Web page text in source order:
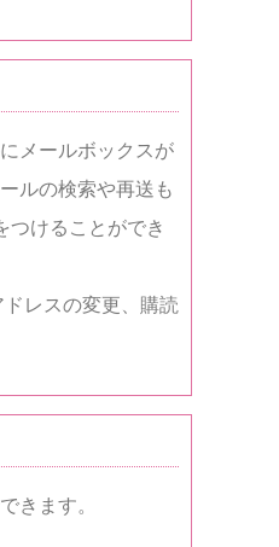
メールボックスが
ルの検索や再送も
けることができ
レスの変更、購読
きます。